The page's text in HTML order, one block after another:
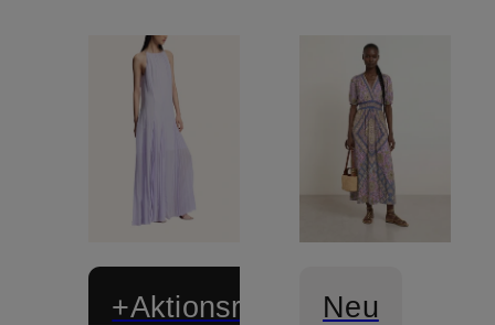
+Aktionsrabatt Neu